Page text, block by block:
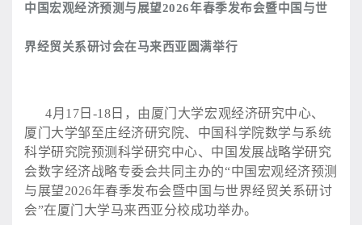
中国宏观经济预测与展望2026年春季发布会暨中国与世
界经贸关系研讨会在马来西亚圆满举行
4月17日-18日，由厦门大学宏观经济研究中心、
厦门大学邹至庄经济研究院、中国科学院数学与系统
科学研究院预测科学研究中心、中国发展战略学研究
会数字经济战略专委会共同主办的“中国宏观经济预测
与展望2026年春季发布会暨中国与世界经贸关系研讨
会”在厦门大学马来西亚分校成功举办。